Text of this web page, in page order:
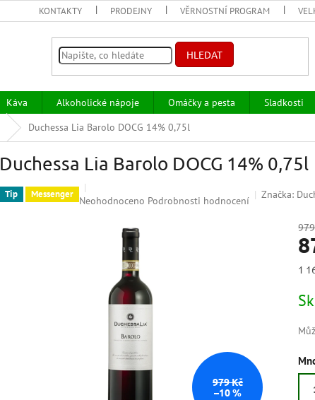
KONTAKTY PRODEJNY VĚRNOSTNÍ PROGRAM
HLEDAT
Káva Alkoholické nápoje Omáčky a pesta Sladkosti
Duchessa Lia Barolo DOCG 14% 0,75l
Duchessa Lia Barolo DOCG 14% 0,75l
Tip Messenger Průměrné
hvězdiček.
Neohodnoceno Podrobnosti hodnocení
Značka:
979 Kč
–10 %
1